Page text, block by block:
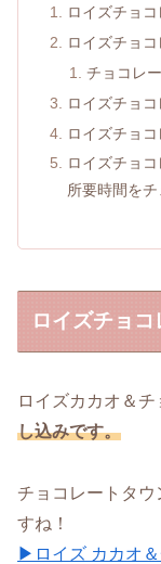
ロイズチョ
ロイズチョ
チョコレ
ロイズチョ
ロイズチョ
ロイズチョ
所要時間をチ
ロイズチョ
ロイズカカオ＆
し込みです。
チョコレートタ
すね！
▶ロイズ カカオ